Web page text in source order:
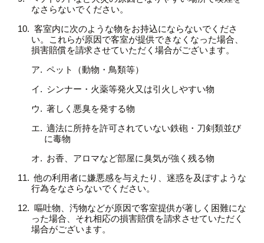
なさらないでください。
客室内に次のような物をお持込にならないでくださ
い。これらが原因で客室が提供できなくなった場合、
損害賠償を請求させていただく場合がございます。
ペット（動物・鳥類等）
シンナー・火薬等発火又は引火しやすい物
著しく悪臭を発する物
適法に所持を許可されていない鉄砲・刀剣類並び
に毒物
お香、アロマなど部屋に臭気が強く残る物
他の利用者に嫌悪感を与えたり、迷惑を及ぼすような
行為をなさらないでください。
嘔吐物、汚物などが原因で客室提供が著しく困難にな
った場合、それ相応の損害賠償を請求させていただく
場合がございます。